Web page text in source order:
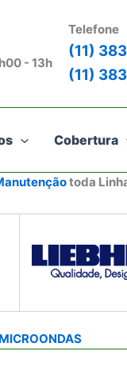
- 13h
Telefone
(11)
(11)
Cobertura
toda
MICROONDAS